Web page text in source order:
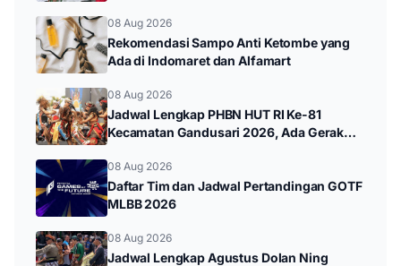
08 Aug 2026
Rekomendasi Sampo Anti Ketombe yang
Ada di Indomaret dan Alfamart
08 Aug 2026
Jadwal Lengkap PHBN HUT RI Ke-81
Kecamatan Gandusari 2026, Ada Gerak
08 Aug 2026
Daftar Tim dan Jadwal Pertandingan GOTF
MLBB 2026
08 Aug 2026
Jadwal Lengkap Agustus Dolan Ning